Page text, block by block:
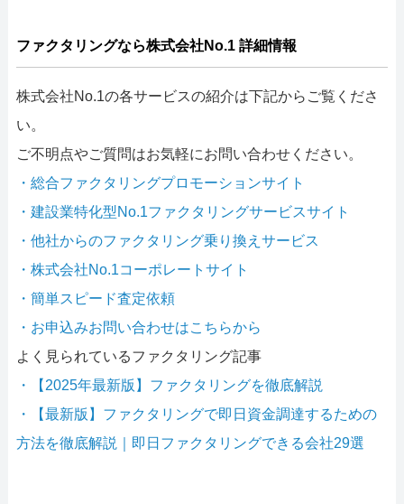
ファクタリングなら株式会社No.1 詳細情報
株式会社No.1の各サービスの紹介は下記からご覧くださ
い。
ご不明点やご質問はお気軽にお問い合わせください。
・総合ファクタリングプロモーションサイト
・建設業特化型No.1ファクタリングサービスサイト
・他社からのファクタリング乗り換えサービス
・株式会社No.1コーポレートサイト
・簡単スピード査定依頼
・お申込みお問い合わせはこちらから
よく見られているファクタリング記事
・【2025年最新版】ファクタリングを徹底解説
・【最新版】ファクタリングで即日資金調達するための
方法を徹底解説｜即日ファクタリングできる会社29選